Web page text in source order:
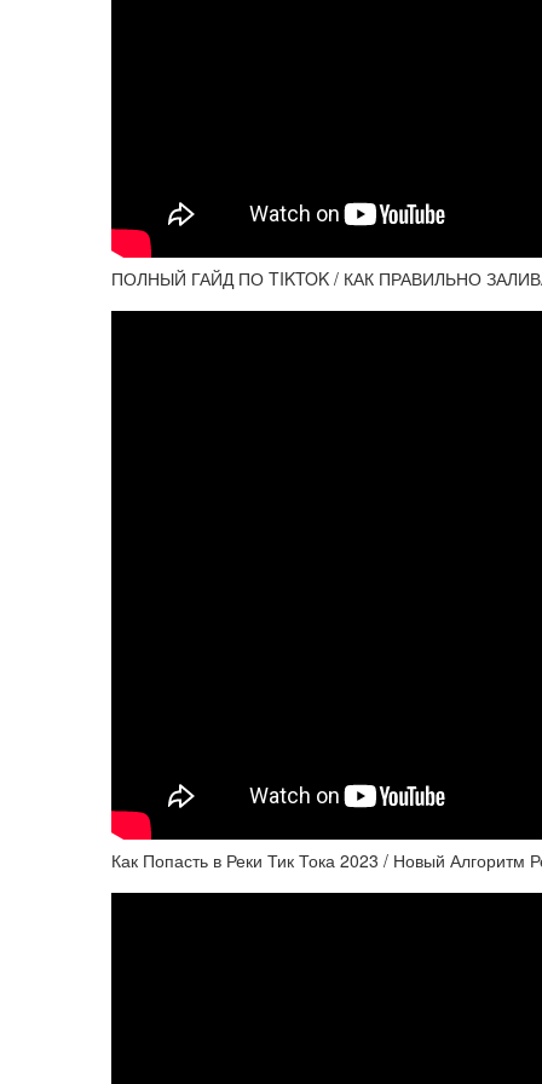
ПОЛНЫЙ ГАЙД ПО TIKTOK / КАК ПРАВИЛЬНО
Как Попасть в Реки Тик Тока 2023 / Новый Алгоритм